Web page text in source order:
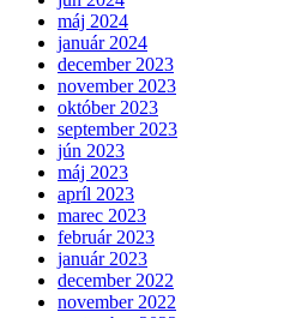
máj 2024
január 2024
december 2023
november 2023
október 2023
september 2023
jún 2023
máj 2023
apríl 2023
marec 2023
február 2023
január 2023
december 2022
november 2022